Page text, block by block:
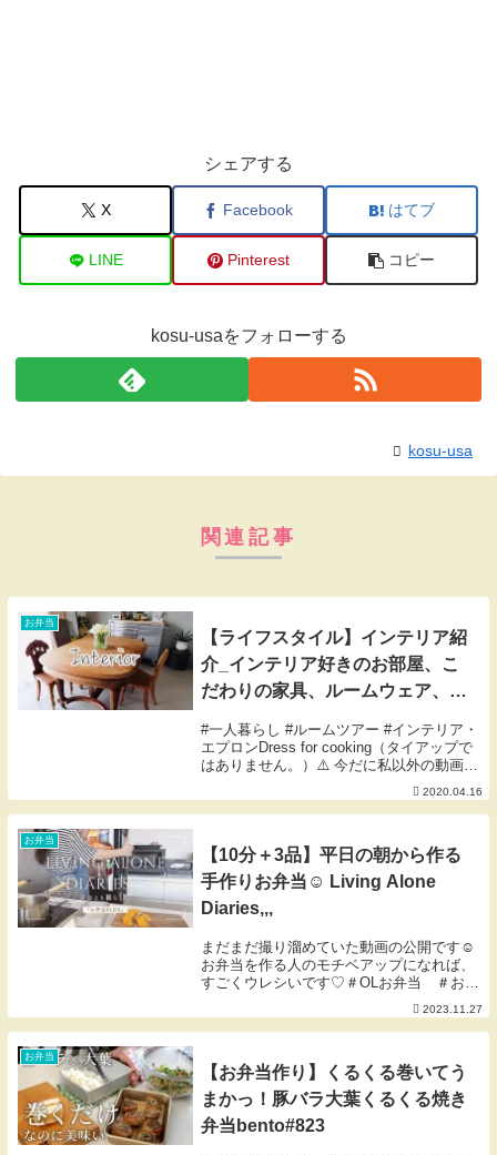
シェアする
X Facebook はてブ
LINE Pinterest コピー
kosu-usaをフォローする
kosu-usa
関連記事
お弁当
【ライフスタイル】インテリア紹
介_インテリア好きのお部屋、こ
だわりの家具、ルームウェア、エ
プロン☺︎ おうち時間を充実させ
よ♪
#一人暮らし #ルームツアー #インテリア・
エプロンDress for cooking（タイアップで
はありません。）⚠️ 今だに私以外の動画に
不快なコメントを残す人がいるそうです。
もし見かけられた方は👎ボタンを押して頂
きますと、複数になれば...
2020.04.16
お弁当
【10分＋3品】平日の朝から作る
手作りお弁当☺︎ Living Alone
Diaries,,,
まだまだ撮り溜めていた動画の公開です☺︎
お弁当を作る人のモチベアップになれば、
すごくウレシいです♡＃OLお弁当 ＃お弁
当 ＃OLVLOG✔︎テロップは字幕に入力し
ていますので、画面上にある【CC】を押
して、字幕ONにしてもうと視聴可能⚙ ́...
2023.11.27
お弁当
【お弁当作り】くるくる巻いてう
まかっ！豚バラ大葉くるくる焼き
弁当bento#823